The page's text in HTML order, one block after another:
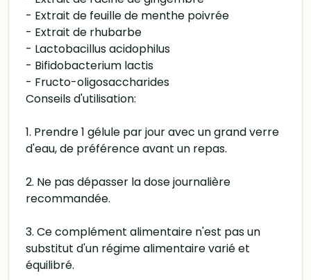
- Extrait de feuille de menthe poivrée
- Extrait de rhubarbe
- Lactobacillus acidophilus
- Bifidobacterium lactis
- Fructo-oligosaccharides
Conseils d'utilisation:
1. Prendre 1 gélule par jour avec un grand verre
d'eau, de préférence avant un repas.
2. Ne pas dépasser la dose journalière
recommandée.
3. Ce complément alimentaire n'est pas un
substitut d'un régime alimentaire varié et
équilibré.